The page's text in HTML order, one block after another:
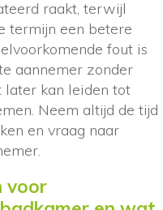
raakt, terwijl
termijn een betere
fout is
aannemer zonder
later kan leiden tot
Neem altijd de tijd
en vraag naar
voor